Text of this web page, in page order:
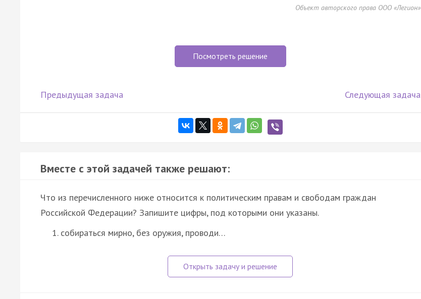
Объект авторского права ООО «Легион»
Посмотреть решение
Предыдущая задача Следующая задача
Вместе с этой задачей также решают:
Что из перечисленного ниже относится к политическим правам и свободам граждан
Российской Федерации? Запишите цифры, под которыми они указаны.
собираться мирно, без оружия, проводи…